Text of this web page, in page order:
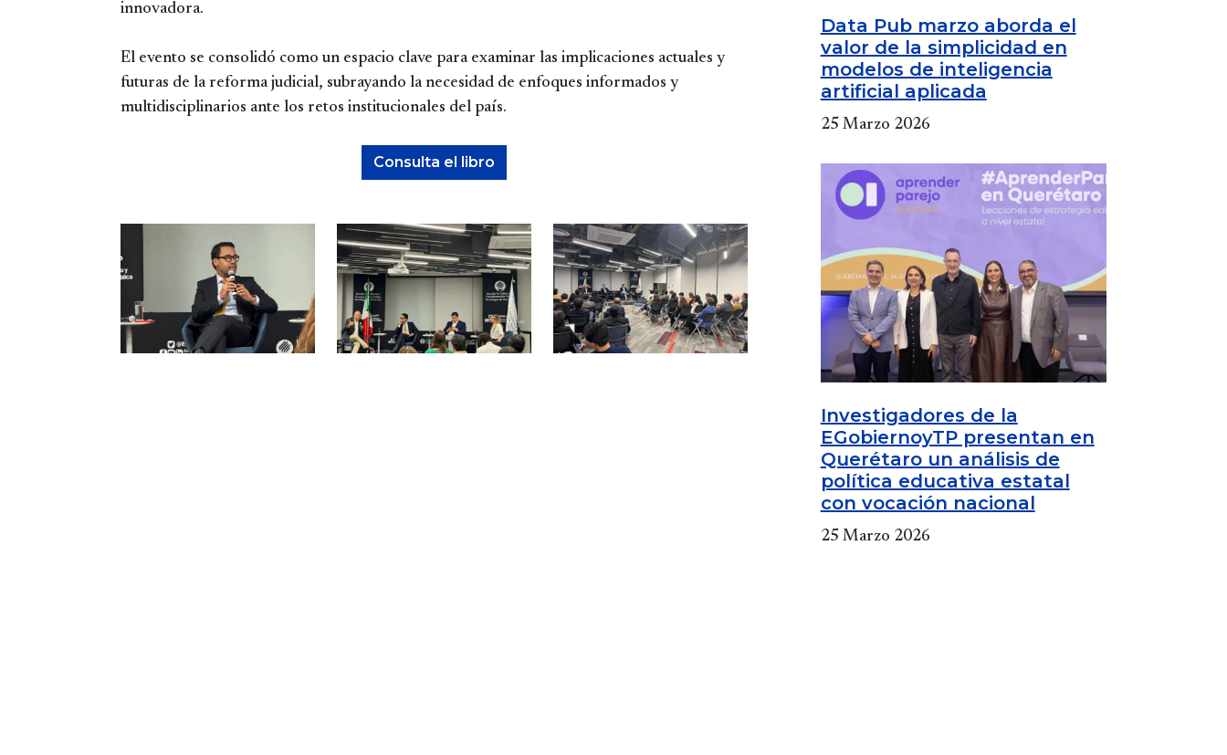
innovadora.
El evento se consolidó como un espacio clave para examinar las implicaciones actuales y
futuras de la reforma judicial, subrayando la necesidad de enfoques informados y
multidisciplinarios ante los retos institucionales del país.
Consulta el libro
Image Image Image
Data Pub marzo aborda el
valor de la simplicidad en
modelos de inteligencia
artificial aplicada
25 Marzo 2026
Investigadores de la
EGobiernoyTP presentan en
Querétaro un análisis de
política educativa estatal
con vocación nacional
25 Marzo 2026